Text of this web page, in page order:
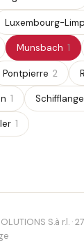
Luxembourg-
Munsbach 1
Pontpierre 2
1 Schifflange
1
S.à r.l. ·